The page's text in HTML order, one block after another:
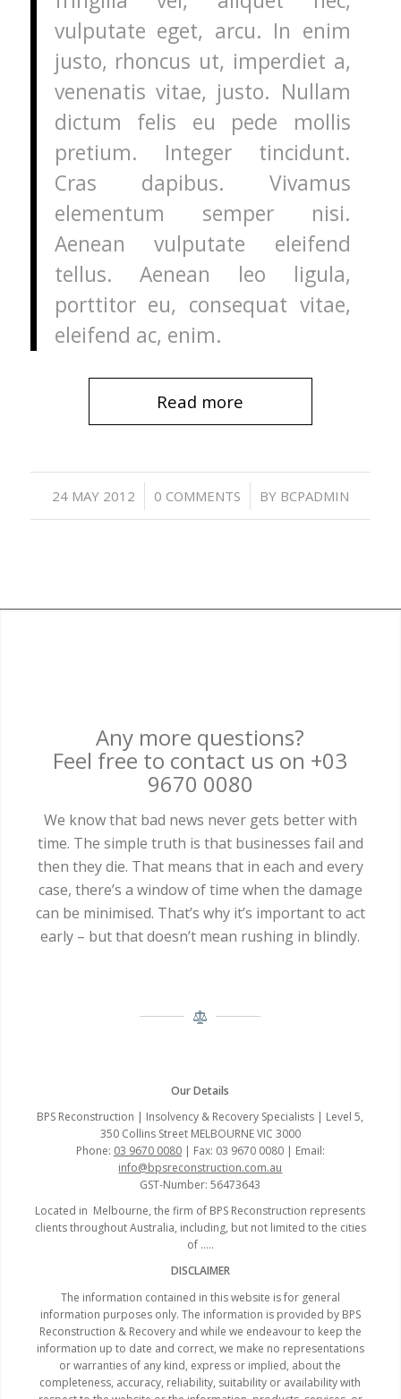
vulputate eget, arcu. In enim
justo, rhoncus ut, imperdiet a,
venenatis vitae, justo. Nullam
dictum felis eu pede mollis
pretium. Integer tincidunt.
Cras dapibus. Vivamus
elementum semper nisi.
Aenean vulputate eleifend
tellus. Aenean leo ligula,
porttitor eu, consequat vitae,
eleifend ac, enim.
Read more
24 MAY 2012
/ 0 COMMENTS
/ BY BCPADMIN
Any more questions?
Feel free to contact us on +03
9670 0080
We know that bad news never gets better with
time. The simple truth is that businesses fail and
then they die. That means that in each and every
case, there’s a window of time when the damage
can be minimised. That’s why it’s important to act
early – but that doesn’t mean rushing in blindly.
Our Details
BPS Reconstruction | Insolvency & Recovery Specialists | Level 5,
350 Collins Street MELBOURNE VIC 3000
Phone: 03 9670 0080| Fax: 03 9670 0080 | Email:
info@bpsreconstruction.com.au
GST-Number: 56473643
Located in Melbourne, the firm of BPS Reconstruction represents
clients throughout Australia, including, but not limited to the cities
of …..
DISCLAIMER
The information contained in this website is for general
information purposes only. The information is provided by BPS
Reconstruction & Recovery and while we endeavour to keep the
information up to date and correct, we make no representations
or warranties of any kind, express or implied, about the
completeness, accuracy, reliability, suitability or availability with